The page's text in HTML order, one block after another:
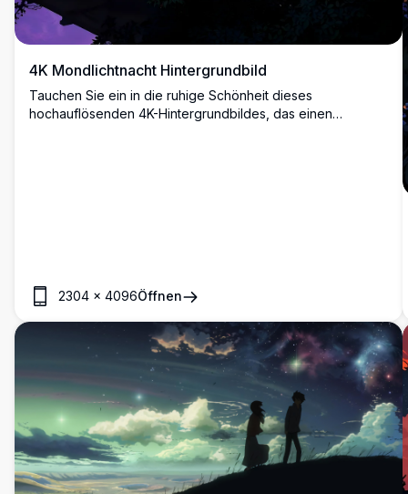
4K Mondlichtnacht Hintergrundbild
Tauchen Sie ein in die ruhige Schönheit dieses
hochauflösenden 4K-Hintergrundbildes, das einen
2304 × 4096Öffnen